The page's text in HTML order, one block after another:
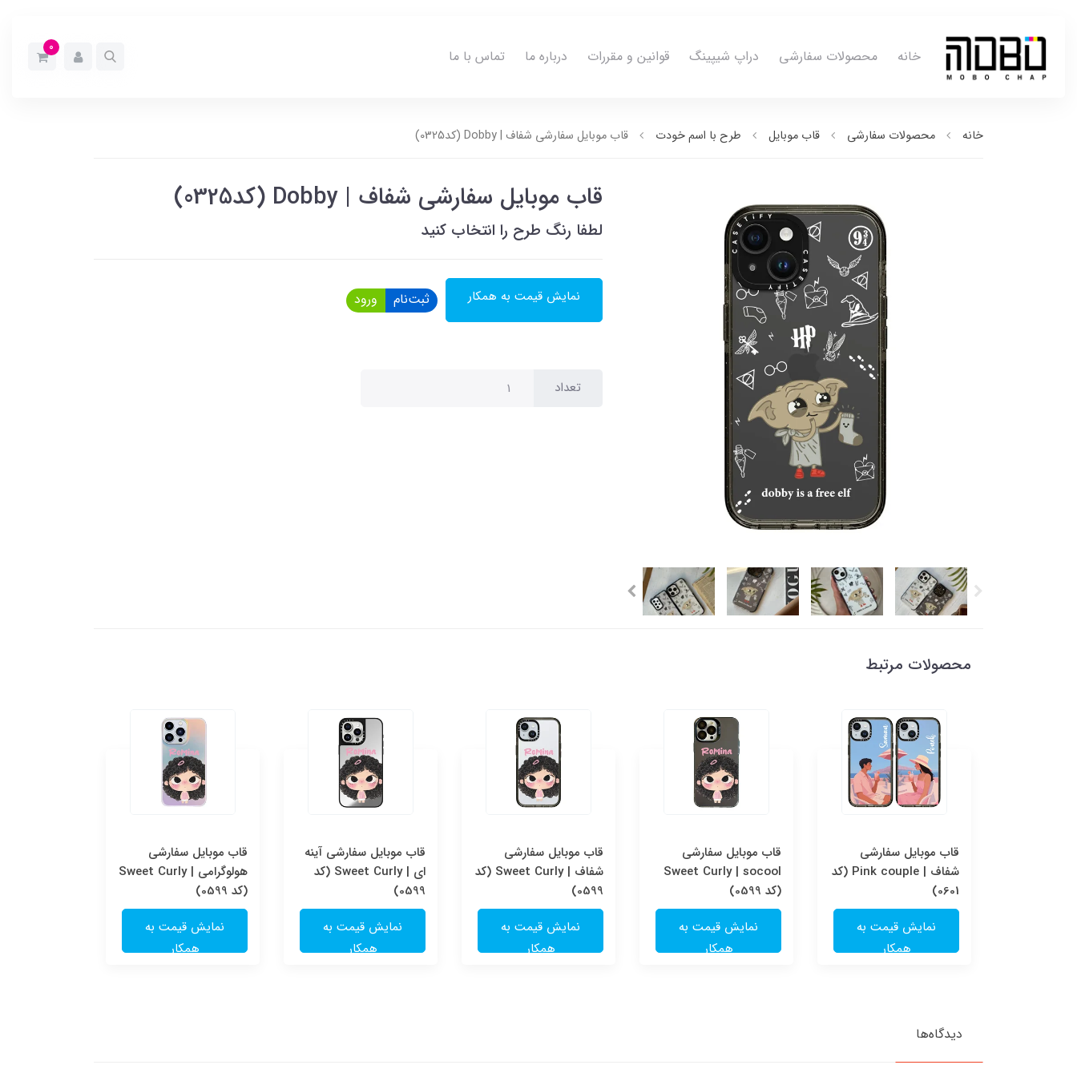
خانه محصولات سفارشی دراپ شیپینگ قوانین و مقررات درباره ما تماس با ما 0
خانه محصولات سفارشی قاب موبایل طرح با اسم خودت قاب موبایل سفارشی شفاف | Dobby (کد0325)
قاب موبایل سفارشی شفاف | Dobby (کد0325)
لطفا رنگ طرح را انتخاب کنید
نمایش قیمت به همکار ثبت‌نام ورود
تعداد
محصولات مرتبط
قاب موبایل سفارشی
شفاف | Pink couple (کد
0601)
نمایش قیمت به
همکار
قاب موبایل سفارشی
Sweet Curly | socool
(کد 0599)
نمایش قیمت به
همکار
قاب موبایل سفارشی
شفاف | Sweet Curly (کد
0599)
نمایش قیمت به
همکار
قاب موبایل سفارشی آینه
ای | Sweet Curly (کد
0599)
نمایش قیمت به
همکار
قاب موبایل سفارشی
هولوگرامی | Sweet Curly
(کد 0599)
نمایش قیمت به
همکار
دیدگاه‌ها